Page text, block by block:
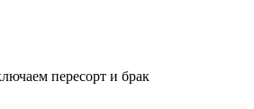
пересорт и брак